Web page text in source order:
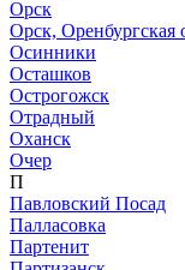
Орск
Орск, Оренбургская
Осинники
Осташков
Острогожск
Отрадный
Оханск
Очер
П
Павловский Посад
Палласовка
Партенит